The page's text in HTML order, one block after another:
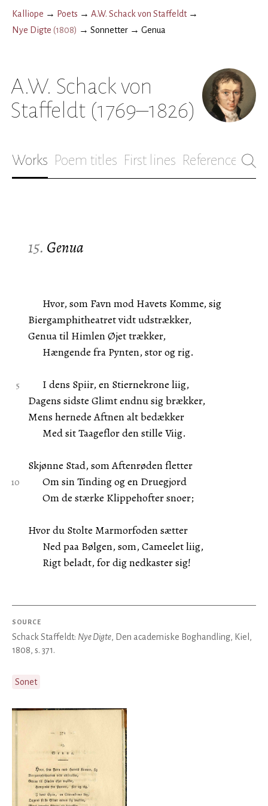
Kalliope → Poets → A.W. Schack von Staffeldt→
Nye Digte (1808) → Sonnetter → Genua
A.W. Schack von
Staffeldt (1769–1826)
Works Poem titles First lines References
15. Genua
Hvor, som Favn mod Havets Komme, sig
Biergamphitheatret vidt udstrækker,
Genua til Himlen Øjet trækker,
Hængende fra Pynten, stor og rig.
I dens Spiir, en Stiernekrone liig,
Dagens sidste Glimt endnu sig brækker,
Mens hernede Aftnen alt bedækker
Med sit Taageflor den stille Viig.
Skjønne Stad, som Aftenrøden fletter
Om sin Tinding og en Druegjord
Om de stærke Klippehofter snoer;
Hvor du Stolte Marmorfoden sætter
Ned paa Bølgen, som, Cameelet liig,
Rigt beladt, for dig nedkaster sig!
SOURCE
Schack Staffeldt: Nye Digte, Den academiske Boghandling, Kiel,
1808, s. 371.
Sonet